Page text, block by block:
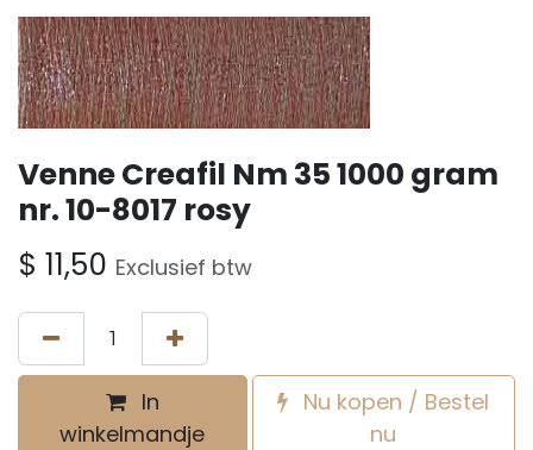
Venne Creafil Nm 35 1000 gram
nr. 10-8017 rosy
$ 11,50 Exclusief btw
In
winkelmandje
Nu kopen / Bestel
nu